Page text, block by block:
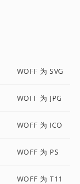
WOFF 为 SVG
WOFF 为 JPG
WOFF 为 ICO
WOFF 为 PS
WOFF 为 T11